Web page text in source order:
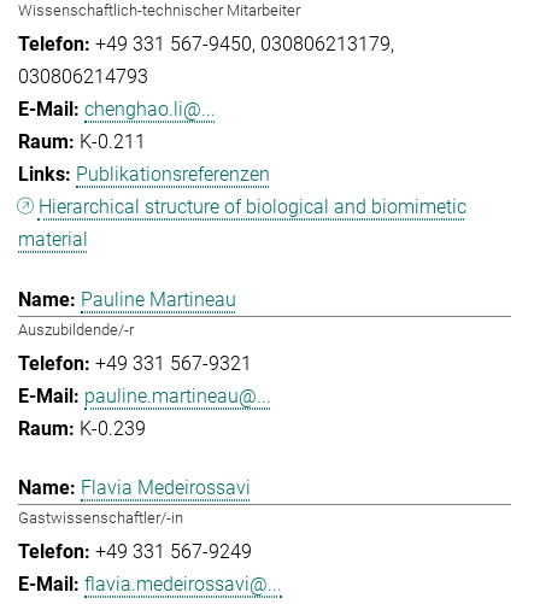
Wissenschaftlich-technischer Mitarbeiter
+49 331 567-9450 030806213179
030806214793
chenghao.li@...
K-0.211
Publikationsreferenzen
Hierarchical structure of biological and biomimetic
material
Pauline Martineau
Auszubildende/-r
+49 331 567-9321
pauline.martineau@...
K-0.239
Flavia Medeirossavi
Gastwissenschaftler/-in
+49 331 567-9249
flavia.medeirossavi@...